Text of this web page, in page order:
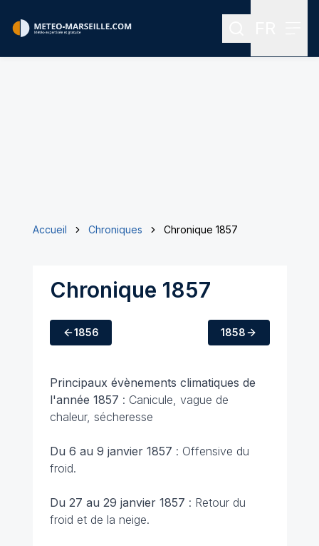
Rechercher
Accueil Chroniques Chronique 1857
Chronique 1857
1856 1858
Principaux évènements climatiques de
l'année 1857 : Canicule, vague de
chaleur, sécheresse
Du 6 au 9 janvier 1857 : Offensive du
froid.
Du 27 au 29 janvier 1857 : Retour du
froid et de la neige.